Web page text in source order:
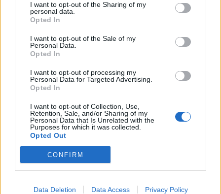
I want to opt-out of the Sharing of my
personal data.
Opted In
I want to opt-out of the Sale of my
Personal Data.
Opted In
I want to opt-out of processing my
Personal Data for Targeted Advertising.
Opted In
I want to opt-out of Collection, Use,
Retention, Sale, and/or Sharing of my
Personal Data that Is Unrelated with the
Purposes for which it was collected.
Opted Out
CONFIRM
Data Deletion Data Access Privacy Policy
BRIGHT GROUP: Η
diadikasia συμμετέχει στο
ευρωπαϊκό έργο
CROSSMARE
14/05/2026 - 14:27
παξιμάδια κανέλας λόγω
αλλεργιογόνων ουσιών